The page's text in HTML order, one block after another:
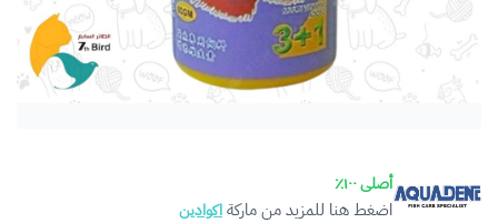
أصلى ١٠٠٪
اضغط هنا للمزيد من ماركةاكوادين